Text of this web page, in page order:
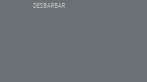
DESBARBAR